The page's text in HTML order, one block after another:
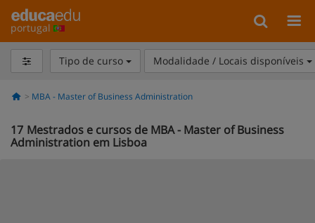
portugal
Tipo de curso Modalidade / Locais disponíveis
MBA - Master of Business Administration
17 Mestrados e cursos de MBA - Master of Business
Administration em Lisboa